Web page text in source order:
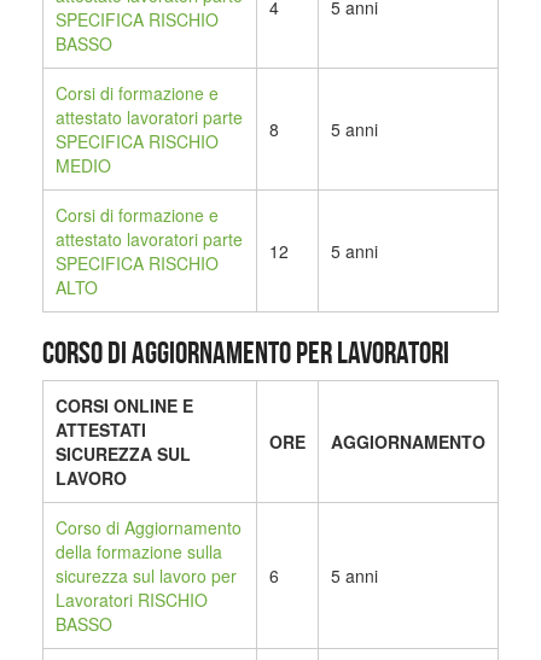
SPECIFICA RISCHIO
BASSO
4 5 anni
Corsi di formazione e
attestato lavoratori parte
SPECIFICA RISCHIO
MEDIO
8 5 anni
Corsi di formazione e
attestato lavoratori parte
SPECIFICA RISCHIO
ALTO
12 5 anni
CORSO DI AGGIORNAMENTO PER LAVORATORI
CORSI ONLINE E
ATTESTATI
SICUREZZA SUL
LAVORO
ORE AGGIORNAMENTO
Corso di Aggiornamento
della formazione sulla
sicurezza sul lavoro per
Lavoratori RISCHIO
BASSO
6 5 anni